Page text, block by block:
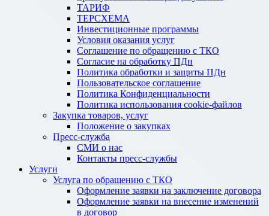
ТАРИФ
ТЕРСХЕМА
Инвестиционные программы
Условия оказания услуг
Соглашение по обращению с ТКО
Согласие на обработку ПДн
Политика обработки и защиты ПДн
Пользовательское соглашение
Политика Конфиденциальности
Политика использования cookie-файлов
Закупка товаров, услуг
Положение о закупках
Пресс-служба
СМИ о нас
Контакты пресс-службы
Услуги
Услуга по обращению с ТКО
Оформление заявки на заключение договора
Оформление заявки на внесение изменений
в договор